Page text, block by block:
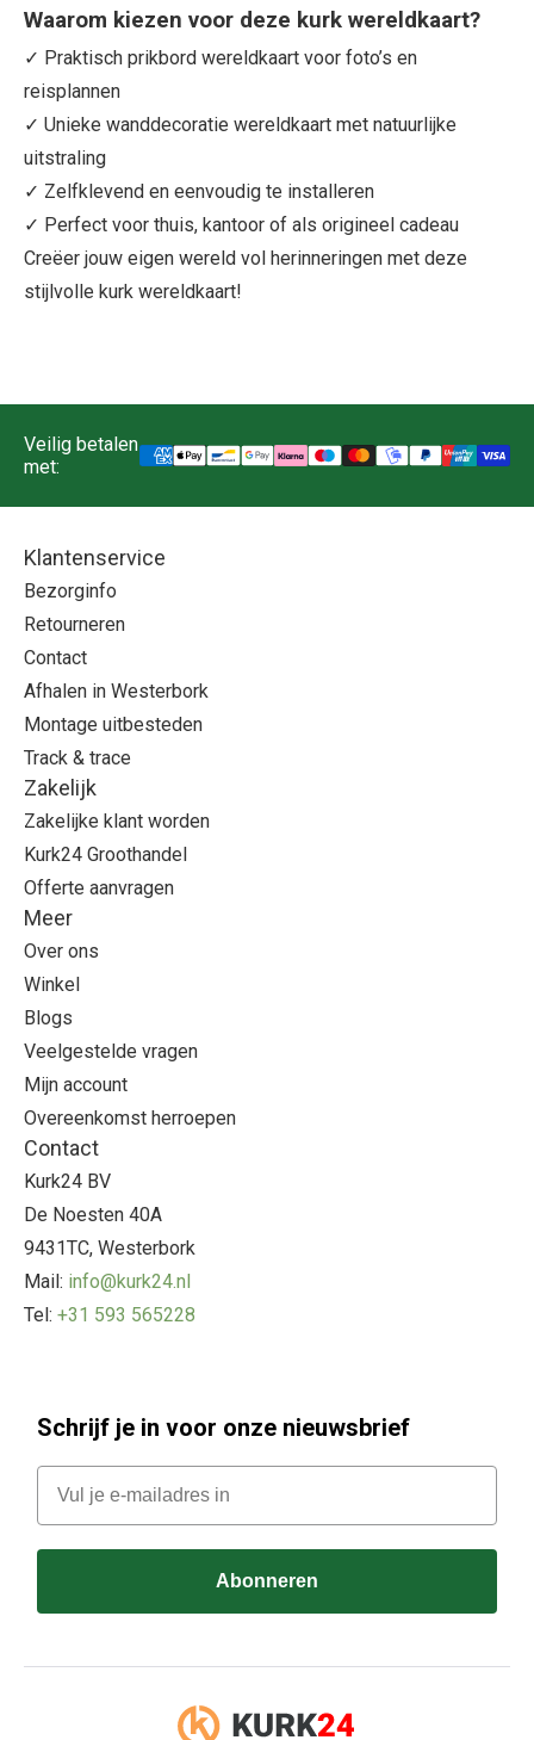
Waarom kiezen voor deze kurk wereldkaart?
✓ Praktisch prikbord wereldkaart voor foto’s en
reisplannen
✓ Unieke wanddecoratie wereldkaart met natuurlijke
uitstraling
✓ Zelfklevend en eenvoudig te installeren
✓ Perfect voor thuis, kantoor of als origineel cadeau
Creëer jouw eigen wereld vol herinneringen met deze
stijlvolle kurk wereldkaart!
Veilig betalen
met:
Klantenservice
Bezorginfo
Retourneren
Contact
Afhalen in Westerbork
Montage uitbesteden
Track & trace
Zakelijk
Zakelijke klant worden
Kurk24 Groothandel
Offerte aanvragen
Meer
Over ons
Winkel
Blogs
Veelgestelde vragen
Mijn account
Overeenkomst herroepen
Contact
Kurk24 BV
De Noesten 40A
9431TC, Westerbork
Mail: info@kurk24.nl
Tel: +31 593 565228
Schrijf je in voor onze nieuwsbrief
E-mail
Abonneren